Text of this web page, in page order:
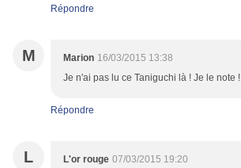
Répondre
M Marion 16/03/2015 13:38
Je n'ai pas lu ce Taniguchi là ! Je le note !
Répondre
L L'or rouge 07/03/2015 19:20